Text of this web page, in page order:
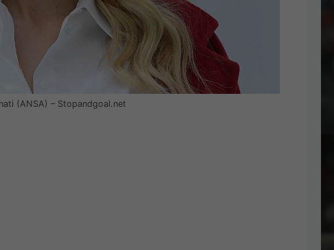
(ANSA) – Stopandgoal.net